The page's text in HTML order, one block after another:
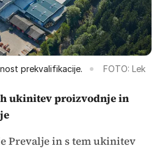
prekvalifikacije. FOTO: Lek
ukinitev proizvodnje in
Prevalje in s tem ukinitev